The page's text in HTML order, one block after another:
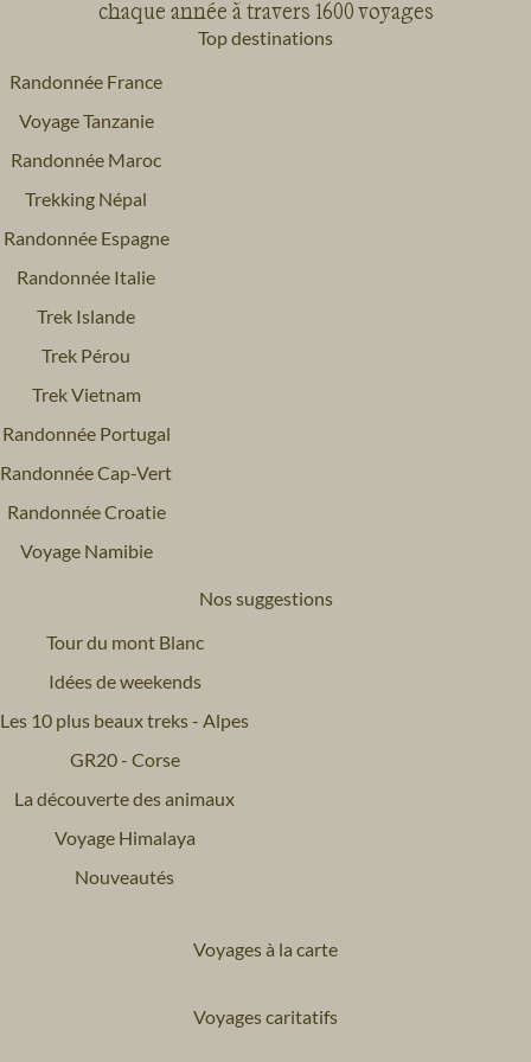
chaque année à travers 1600 voyages
Top destinations
Randonnée France
Voyage Tanzanie
Randonnée Maroc
Trekking Népal
Randonnée Espagne
Randonnée Italie
Trek Islande
Trek Pérou
Trek Vietnam
Randonnée Portugal
Randonnée Cap-Vert
Randonnée Croatie
Voyage Namibie
Nos suggestions
Tour du mont Blanc
Idées de weekends
Les 10 plus beaux treks - Alpes
GR20 - Corse
La découverte des animaux
Voyage Himalaya
Nouveautés
Voyages à la carte
Voyages caritatifs